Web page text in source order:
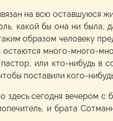
на всю оставшуюся
какой бы она ни
образом человеку
много-много-
или кто-нибудь в
поставили кого-
здесь сегодня вечером
и брата